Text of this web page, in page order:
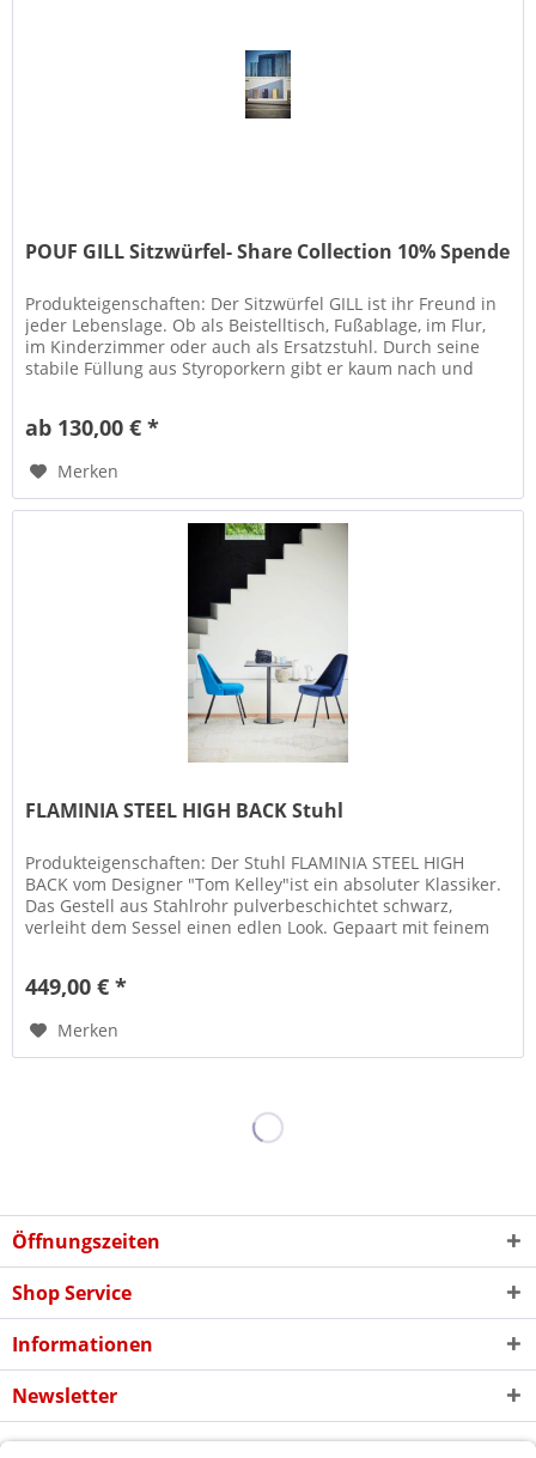
POUF GILL Sitzwürfel- Share Collection 10% Spende
Produkteigenschaften: Der Sitzwürfel GILL ist ihr Freund in
jeder Lebenslage. Ob als Beistelltisch, Fußablage, im Flur,
im Kinderzimmer oder auch als Ersatzstuhl. Durch seine
stabile Füllung aus Styroporkern gibt er kaum nach und
ab 130,00 € *
Merken
FLAMINIA STEEL HIGH BACK Stuhl
Produkteigenschaften: Der Stuhl FLAMINIA STEEL HIGH
BACK vom Designer "Tom Kelley"ist ein absoluter Klassiker.
Das Gestell aus Stahlrohr pulverbeschichtet schwarz,
verleiht dem Sessel einen edlen Look. Gepaart mit feinem
449,00 € *
Merken
Öffnungszeiten
Shop Service
Informationen
Newsletter